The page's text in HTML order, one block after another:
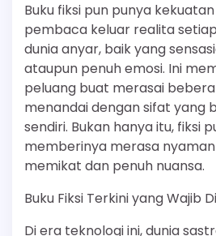
Buku fiksi pun punya
pembaca keluar realita
dunia anyar, baik yang
ataupun penuh emosi. Ini
peluang buat merasai
menandai dengan sifat yang
sendiri. Bukan hanya itu, fiksi
memberinya merasa
memikat dan penuh nuansa.
Buku Fiksi Terkini yang Wajib
Di era teknologi ini, dunia